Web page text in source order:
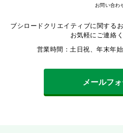
お問い合わ
ブシロードクリエイティブに関する
お気軽にご連絡く
営業時間：土日祝、年末年
メールフ